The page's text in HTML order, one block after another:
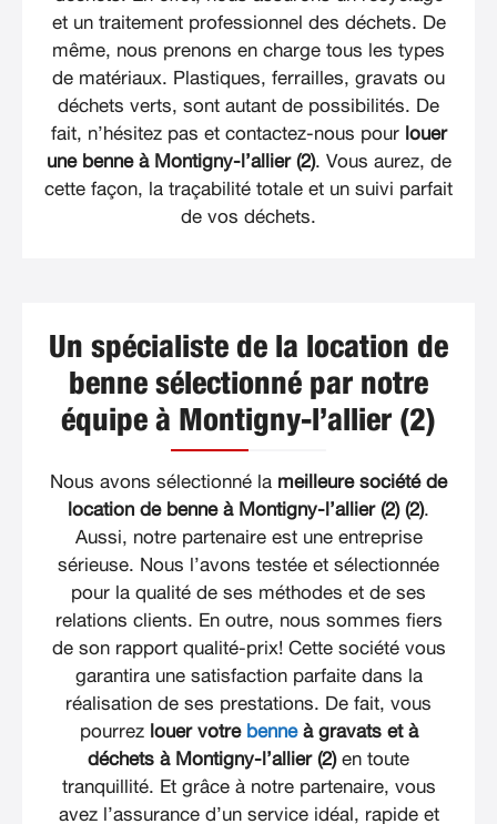
et un traitement professionnel des déchets. De
même, nous prenons en charge tous les types
de matériaux. Plastiques, ferrailles, gravats ou
déchets verts, sont autant de possibilités. De
fait, n’hésitez pas et contactez-nous pour louer
une benne à Montigny-l’allier (2). Vous aurez, de
cette façon, la traçabilité totale et un suivi parfait
de vos déchets.
Un spécialiste de la location de
benne sélectionné par notre
équipe à Montigny-l’allier (2)
Nous avons sélectionné la meilleure société de
location de benne à Montigny-l’allier (2) (2).
Aussi, notre partenaire est une entreprise
sérieuse. Nous l’avons testée et sélectionnée
pour la qualité de ses méthodes et de ses
relations clients. En outre, nous sommes fiers
de son rapport qualité-prix! Cette société vous
garantira une satisfaction parfaite dans la
réalisation de ses prestations. De fait, vous
pourrez louer votre benneà gravats et à
déchets à Montigny-l’allier (2)en toute
tranquillité. Et grâce à notre partenaire, vous
avez l’assurance d’un service idéal, rapide et